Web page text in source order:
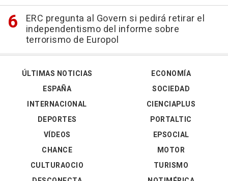
ERC pregunta al Govern si pedirá retirar el
independentismo del informe sobre
terrorismo de Europol
ÚLTIMAS NOTICIAS
ESPAÑA
INTERNACIONAL
DEPORTES
VÍDEOS
ECONOMÍA
SOCIEDAD
CIENCIAPLUS
PORTALTIC
EPSOCIAL
CHANCE
CULTURAOCIO
MOTOR
TURISMO